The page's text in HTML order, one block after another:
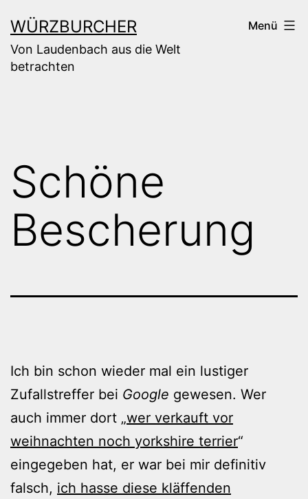
Inhalt
springen
WÜRZBURCHER
Von Laudenbach aus die Welt
betrachten
Menü
Schöne
Bescherung
Ich bin schon wieder mal ein lustiger
Zufallstreffer bei Google gewesen. Wer
auch immer dort „wer verkauft vor
weihnachten noch yorkshire terrier“
eingegeben hat, er war bei mir definitiv
falsch, ich hasse diese kläffenden